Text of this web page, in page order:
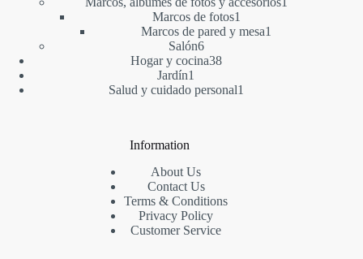
Marcos de fotos1
producto
Marcos de pared y mesa1
Salón66
productos
Hogar y cocina3838
Jardín1
producto
Salud y cuidado personal1
Information
About Us
Contact Us
Terms & Conditions
Privacy Policy
Customer Service